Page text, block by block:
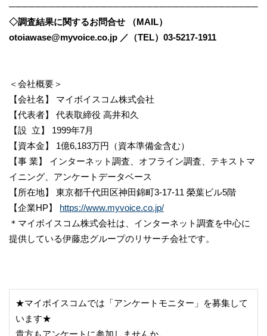
──────────────────────────────────────
◇調査結果に関するお問合せ （MAIL）
otoiawase@myvoice.co.jp ／（TEL）03-5217-1911
＜会社概要＞
【会社名】 マイボイスコム株式会社
【代表者】 代表取締役 高井和久
【設 立】 1999年7月
【資本金】 1億6,183万円（資本準備金含む）
【事 業】 インターネット調査、オフライン調査、テキストマ
イニング、アンケートデータベース
【所在地】 東京都千代田区神田錦町3-17-11 榮葉ビル5階
【企業HP】 https://www.myvoice.co.jp/
＊マイボイスコム株式会社は、インターネット調査を中心に
提供している伊藤忠グループのリサーチ会社です。
★マイボイスコムでは「アンケートモニター」を募集して
います★
貴方もアンケートに参加しませんか。